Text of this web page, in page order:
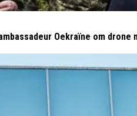
Oekraïne om drone